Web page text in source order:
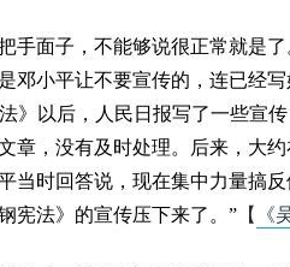
手面子，不能够说很正常就是
邓小平让不要宣传的，连已经
》以后，人民日报写了一些宣
章，没有及时处理。后来，大
当时回答说，现在集中力量搞
宪法》的宣传压下来了。” 【 《